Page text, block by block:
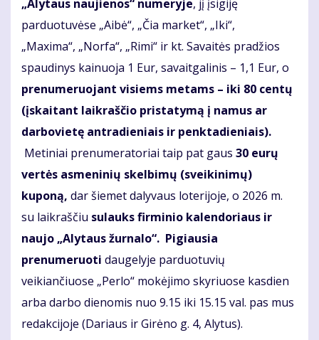
„Alytaus naujienos“ numeryje, jį įsigiję
parduotuvėse „Aibė“, „Čia market“, „Iki“,
„Maxima“, „Norfa“, „Rimi“ ir kt. Savaitės pradžios
spaudinys kainuoja 1 Eur, savaitgalinis – 1,1 Eur, o
prenumeruojant visiems metams – iki 80 centų
(įskaitant laikraščio pristatymą į namus ar
darbovietę antradieniais ir penktadieniais).
Metiniai prenumeratoriai taip pat gaus 30 eurų
vertės asmeninių skelbimų (sveikinimų)
kuponą, dar šiemet dalyvaus loterijoje, o 2026 m.
su laikraščiu sulauks firminio kalendoriaus ir
naujo „Alytaus žurnalo“. Pigiausia
prenumeruoti daugelyje parduotuvių
veikiančiuose „Perlo“ mokėjimo skyriuose kasdien
arba darbo dienomis nuo 9.15 iki 15.15 val. pas mus
redakcijoje (Dariaus ir Girėno g. 4, Alytus).